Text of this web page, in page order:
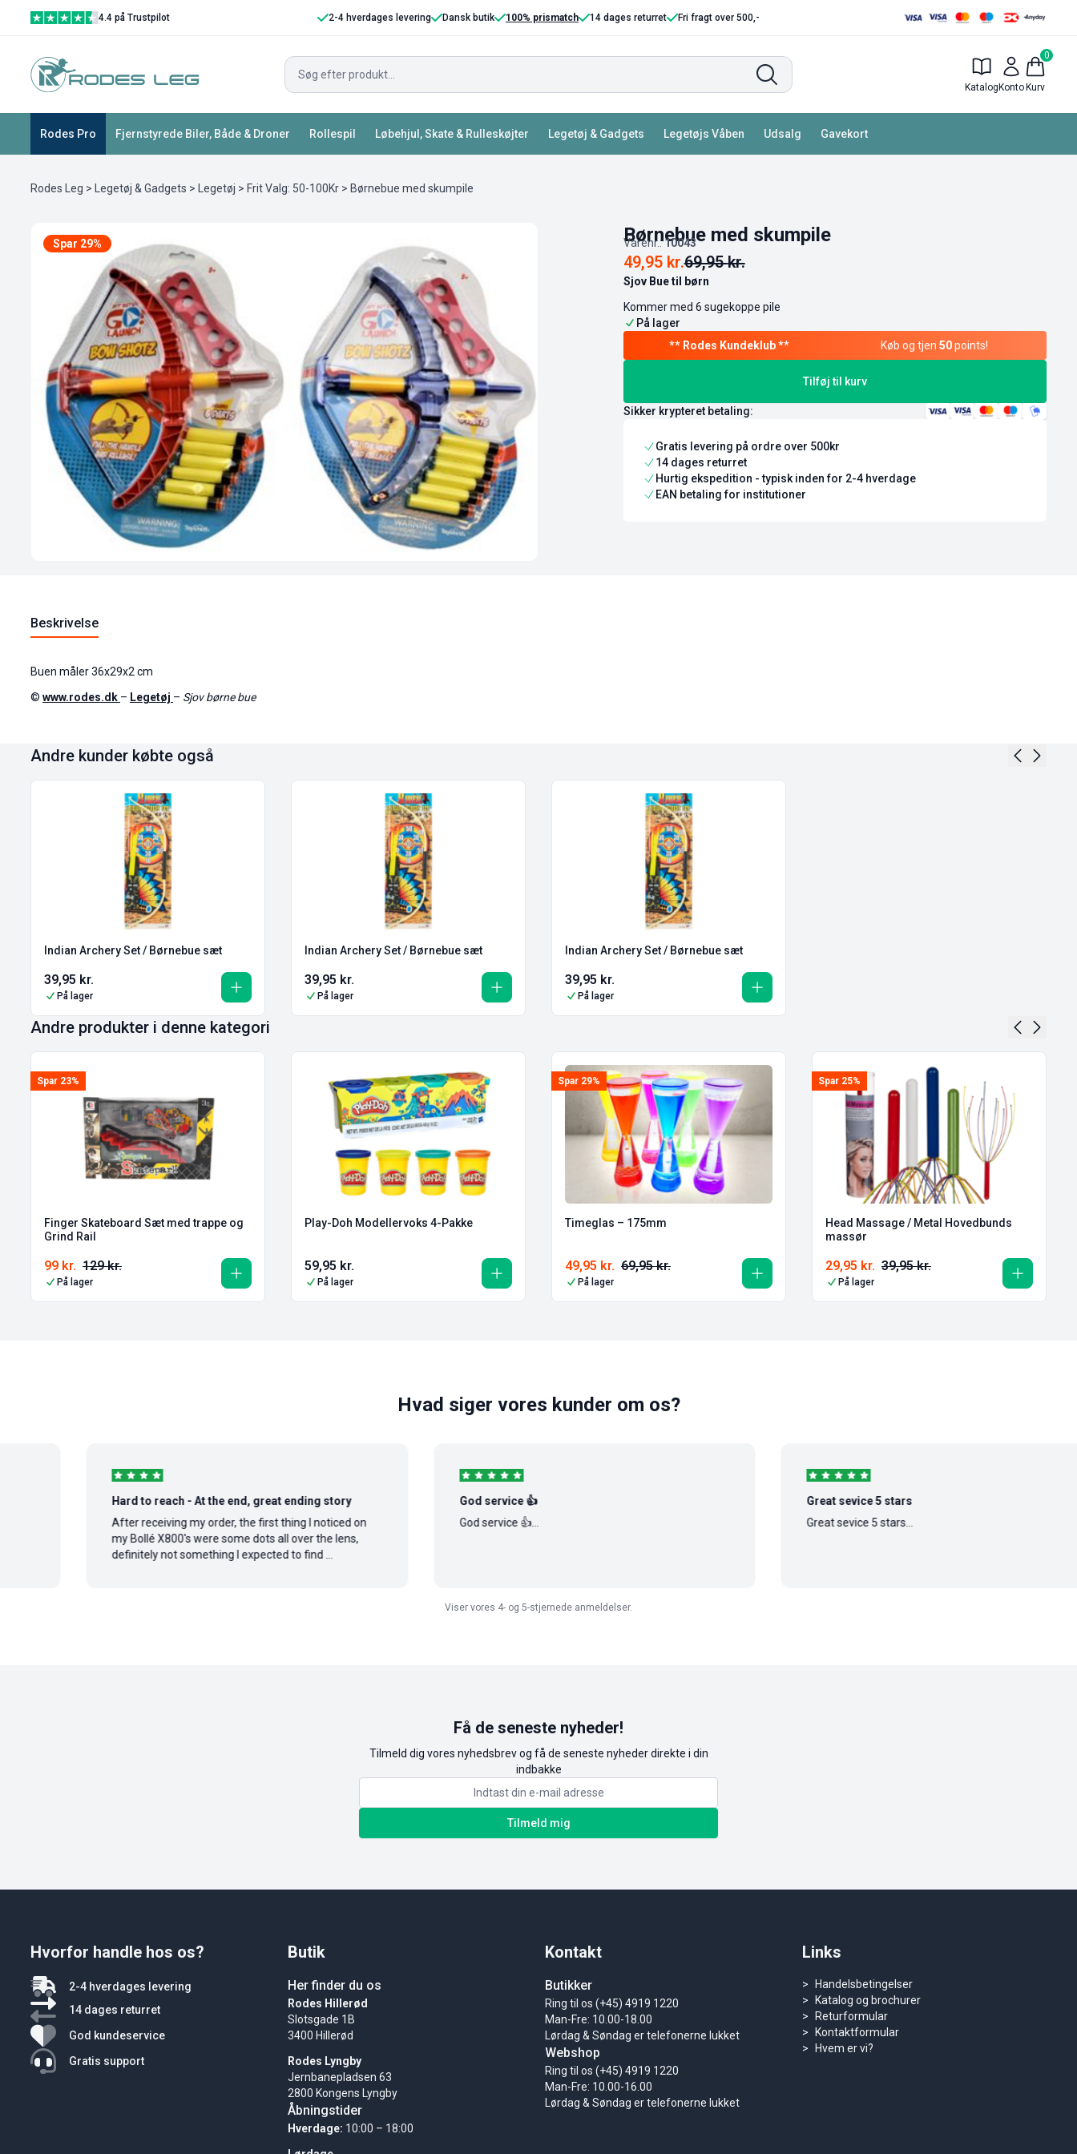
4.4 på Trustpilot 2-4 hverdages levering Dansk butik 100% prismatch 14 dages returret Fri fragt over 500,-
Katalog Konto
0
Kurv
Rodes Pro Fjernstyrede Biler, Både & Droner Rollespil Løbehjul, Skate & Rulleskøjter Legetøj & Gadgets Legetøjs Våben Udsalg Gavekort
Rodes Leg > Legetøj & Gadgets > Legetøj > Frit Valg: 50-100Kr > Børnebue med skumpile
Spar 29% Børnebue med skumpile
Varenr.:10043
69,95kr.
49,95 kr.
Sjov Bue til børn
Kommer med 6 sugekoppe pile
På lager
Køb og tjen 50points!
Tilføj til kurv
Sikker krypteret betaling:
Gratis levering på ordre over 500kr
14 dages returret
Hurtig ekspedition - typisk inden for 2-4 hverdage
EAN betaling for institutioner
Beskrivelse
Buen måler 36x29x2 cm
© www.rodes.dk – Legetøj – Sjov børne bue
Andre kunder købte også
Indian Archery Set / Børnebue sæt
39,95 kr.
På lager
Indian Archery Set / Børnebue sæt
39,95 kr.
På lager
Indian Archery Set / Børnebue sæt
39,95 kr.
På lager
Andre produkter i denne kategori
Spar 23%
Finger Skateboard Sæt med trappe og
Grind Rail
129kr.
99 kr.
På lager
Play-Doh Modellervoks 4-Pakke
59,95 kr.
På lager
Spar 29%
Timeglas – 175mm
69,95kr.
49,95 kr.
På lager
Spar 25%
Head Massage / Metal Hovedbunds
massør
39,95kr.
29,95 kr.
På lager
Hvad siger vores kunder om os?
Hard to reach - At the end, great ending story
After receiving my order, the first thing I noticed on
my Bollé X800's were some dots all over the lens,
definitely not something I expected to find ...
God service 👍
God service 👍...
Great sevice 5 stars
Great sevice 5 stars...
Viser vores 4- og 5-stjernede anmeldelser.
Få de seneste nyheder!
Tilmeld dig vores nyhedsbrev og få de seneste nyheder direkte i din
indbakke
Tilmeld mig
Butik
Her finder du os
Rodes Hillerød
Slotsgade 1B
3400 Hillerød
Rodes Lyngby
Jernbanepladsen 63
2800 Kongens Lyngby
Åbningstider
Hverdage: 10:00 – 18:00
Kontakt
Butikker
Ring til os (+45) 4919 1220
Man-Fre: 10.00-18.00
Lørdag & Søndag er telefonerne lukket
Webshop
Ring til os (+45) 4919 1220
Man-Fre: 10.00-16.00
Lørdag & Søndag er telefonerne lukket
Links
Handelsbetingelser
Katalog og brochurer
Returformular
Kontaktformular
Hvem er vi?
Hvorfor handle hos os?
2-4 hverdages levering
14 dages returret
God kundeservice
Gratis support